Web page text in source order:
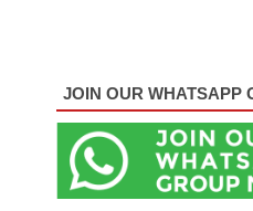
JOIN OUR WHATSAPP